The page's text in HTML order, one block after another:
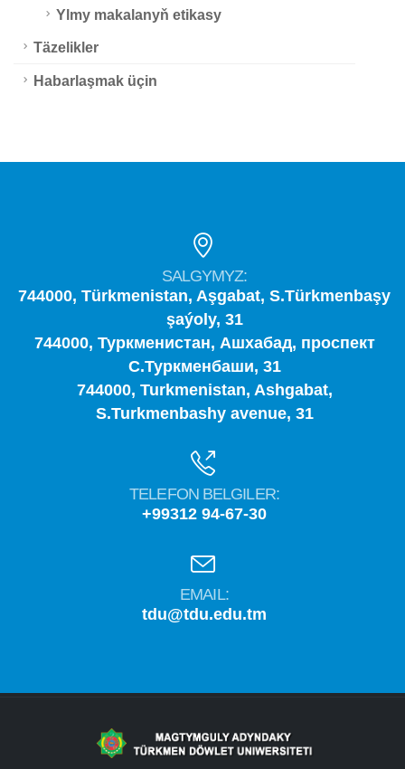
Ylmy makalanyň etikasy
Täzelikler
Habarlaşmak üçin
SALGYMYZ:
744000, Türkmenistan, Aşgabat, S.Türkmenbaşy
şaýoly, 31
744000, Туркменистан, Ашхабад, проспект
С.Туркменбаши, 31
744000, Turkmenistan, Ashgabat,
S.Turkmenbashy avenue, 31
TELEFON BELGILER:
+99312 94-67-30
EMAIL:
tdu@tdu.edu.tm